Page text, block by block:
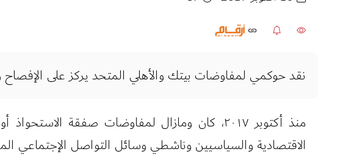
نقد حوكمي لمفاوضات بيتك والأهلي المتحد يركز على
منذ أكتوبر ٢٠١٧، كان ومازال لمفاوضات صفقة
الاقتصادية والسياسيين وناشطي وسائل التواصل الإجتماعي